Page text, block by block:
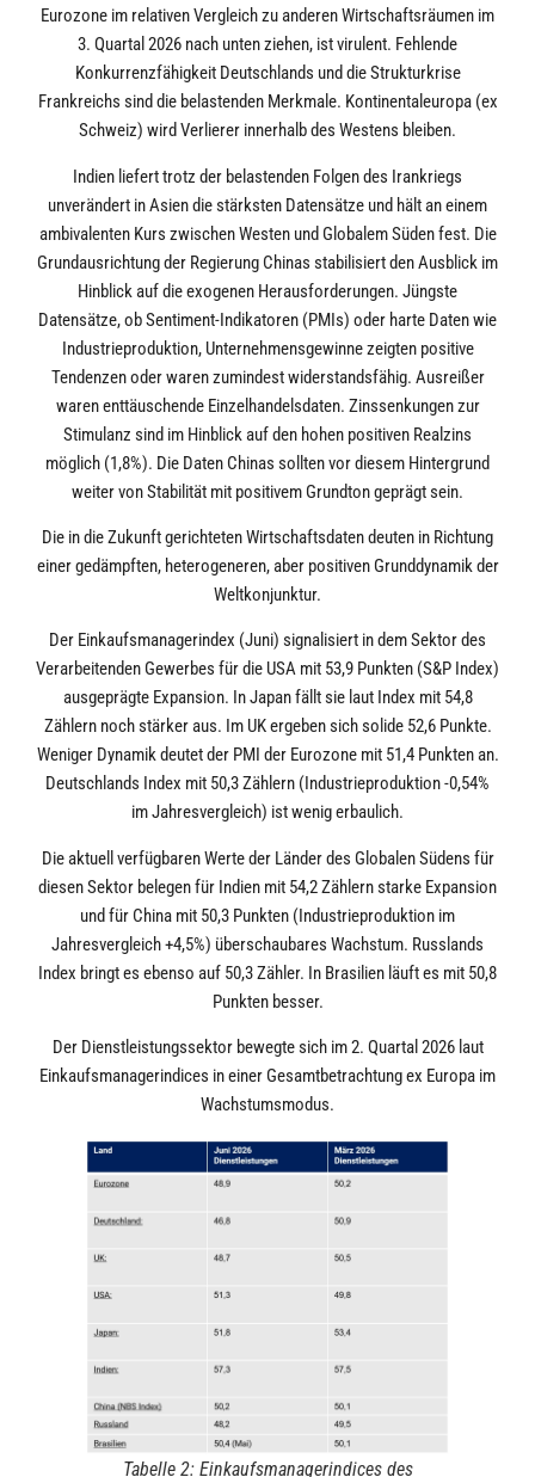
Eurozone im relativen Vergleich zu anderen Wirtschaftsräumen im
3. Quartal 2026 nach unten ziehen, ist virulent. Fehlende
Konkurrenzfähigkeit Deutschlands und die Strukturkrise
Frankreichs sind die belastenden Merkmale. Kontinentaleuropa (ex
Schweiz) wird Verlierer innerhalb des Westens bleiben.
Indien liefert trotz der belastenden Folgen des Irankriegs
unverändert in Asien die stärksten Datensätze und hält an einem
ambivalenten Kurs zwischen Westen und Globalem Süden fest. Die
Grundausrichtung der Regierung Chinas stabilisiert den Ausblick im
Hinblick auf die exogenen Herausforderungen. Jüngste
Datensätze, ob Sentiment-Indikatoren (PMIs) oder harte Daten wie
Industrieproduktion, Unternehmensgewinne zeigten positive
Tendenzen oder waren zumindest widerstandsfähig. Ausreißer
waren enttäuschende Einzelhandelsdaten. Zinssenkungen zur
Stimulanz sind im Hinblick auf den hohen positiven Realzins
möglich (1,8%). Die Daten Chinas sollten vor diesem Hintergrund
weiter von Stabilität mit positivem Grundton geprägt sein.
Die in die Zukunft gerichteten Wirtschaftsdaten deuten in Richtung
einer gedämpften, heterogeneren, aber positiven Grunddynamik der
Weltkonjunktur.
Der Einkaufsmanagerindex (Juni) signalisiert in dem Sektor des
Verarbeitenden Gewerbes für die USA mit 53,9 Punkten (S&P Index)
ausgeprägte Expansion. In Japan fällt sie laut Index mit 54,8
Zählern noch stärker aus. Im UK ergeben sich solide 52,6 Punkte.
Weniger Dynamik deutet der PMI der Eurozone mit 51,4 Punkten an.
Deutschlands Index mit 50,3 Zählern (Industrieproduktion -0,54%
im Jahresvergleich) ist wenig erbaulich.
Die aktuell verfügbaren Werte der Länder des Globalen Südens für
diesen Sektor belegen für Indien mit 54,2 Zählern starke Expansion
und für China mit 50,3 Punkten (Industrieproduktion im
Jahresvergleich +4,5%) überschaubares Wachstum. Russlands
Index bringt es ebenso auf 50,3 Zähler. In Brasilien läuft es mit 50,8
Punkten besser.
Der Dienstleistungssektor bewegte sich im 2. Quartal 2026 laut
Einkaufsmanagerindices in einer Gesamtbetrachtung ex Europa im
Wachstumsmodus.
Tabelle 2: Einkaufsmanagerindices des